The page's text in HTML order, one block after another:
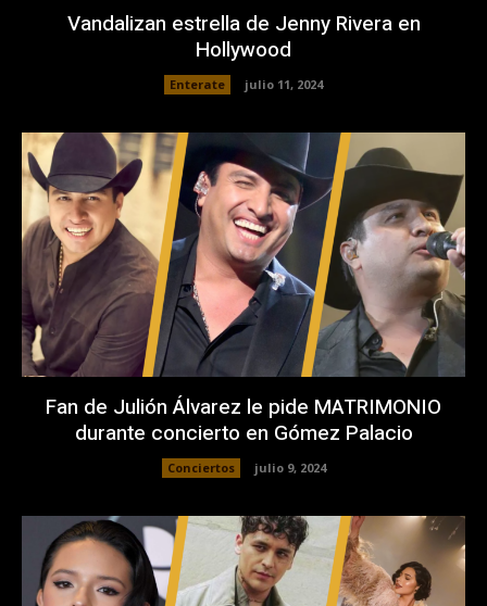
Vandalizan estrella de Jenny Rivera en
Hollywood
Enterate julio 11, 2024
Fan de Julión Álvarez le pide MATRIMONIO
durante concierto en Gómez Palacio
Conciertos julio 9, 2024